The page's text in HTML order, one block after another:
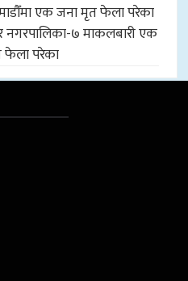
एक जना मृत फेला परेका
नगरपालिका-७ माकलबारी एक
परेका